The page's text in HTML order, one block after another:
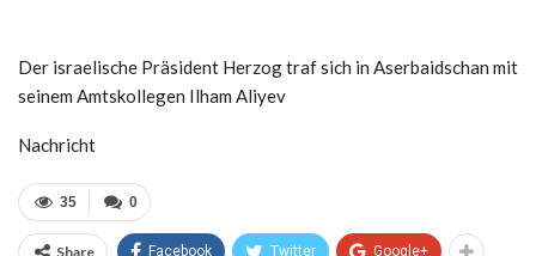
Der israelische Präsident Herzog traf sich in Aserbaidschan mit
seinem Amtskollegen Ilham Aliyev
Nachricht
0
35
Share Facebook Twitter Google+